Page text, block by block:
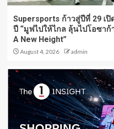
Supersports ก้าวสู่ปีที่ 29 เ
ปี “มูฟไปให้ไกล ลุ้นไปโอซา
A New Height”
August 4, 2026 admin